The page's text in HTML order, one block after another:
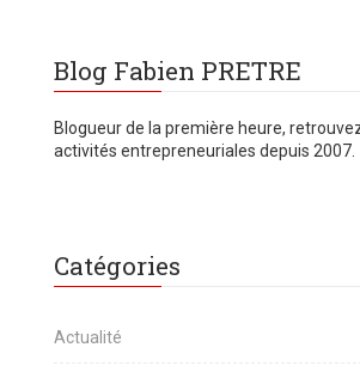
Blog Fabien PRETRE
Blogueur de la première heure,
activités entrepreneuriales depuis 2007.
Catégories
Actualité